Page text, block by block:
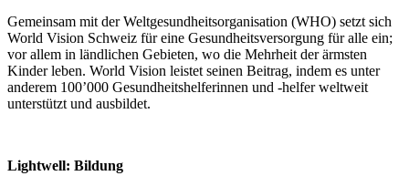
Gemeinsam mit der Weltgesundheitsorganisation (WHO) setzt sich
World Vision Schweiz für eine Gesundheitsversorgung für alle ein;
vor allem in ländlichen Gebieten, wo die Mehrheit der ärmsten
Kinder leben. World Vision leistet seinen Beitrag, indem es unter
anderem 100’000 Gesundheitshelferinnen und -helfer weltweit
unterstützt und ausbildet.
Lightwell: Bildung